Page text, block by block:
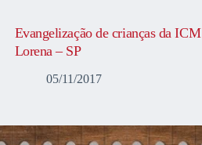
Evangelização de crianças da ICM
Lorena – SP
05/11/2017